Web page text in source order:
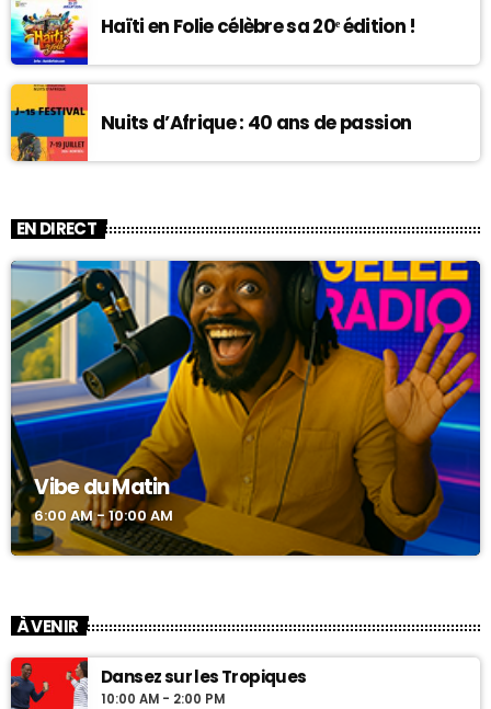
Haïti en Folie célèbre sa 20ᵉ édition !
Nuits d’Afrique : 40 ans de passion
EN DIRECT
Vibe du Matin
6:00 AM - 10:00 AM
À VENIR
Dansez sur les Tropiques
10:00 AM - 2:00 PM